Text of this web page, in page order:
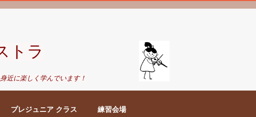
トラ
近に楽しく学んでいます！
プレジュニア クラス 練習会場